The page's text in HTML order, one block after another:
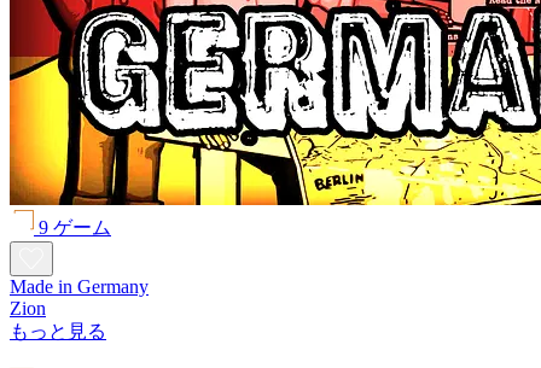
9 ゲーム
Made in Germany
Zion
もっと見る